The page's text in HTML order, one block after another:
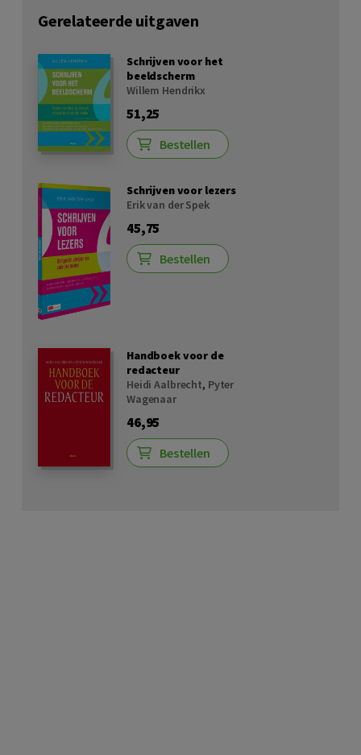
Gerelateerde uitgaven
Schrijven voor het
beeldscherm
Willem Hendrikx
51,25
Bestellen
Schrijven voor lezers
Erik van der Spek
45,75
Bestellen
Handboek voor de
redacteur
Heidi Aalbrecht, Pyter
Wagenaar
46,95
Bestellen